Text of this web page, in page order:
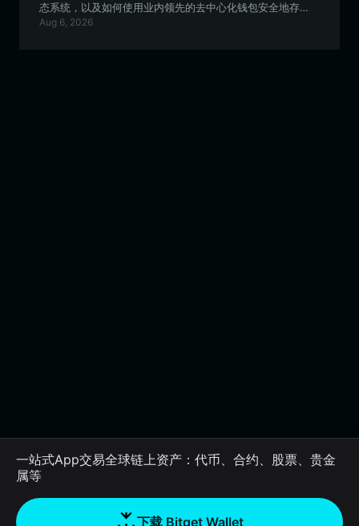
态系统，以及如何使用业内领先的去中心化钱包安全地存
储、交易和参与 chalk 项目。
Aug 6, 2026
一站式App交易全球链上资产：代币、合约、股票、贵金
属等
下载 Bitget Wallet